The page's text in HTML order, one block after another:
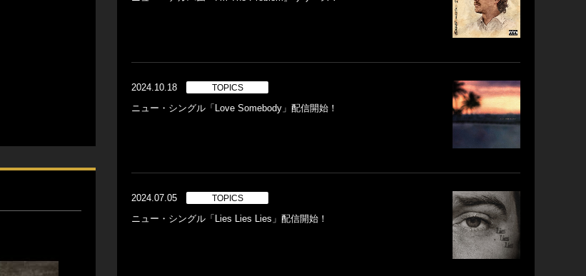
2024.10.18 TOPICS
ニュー・シングル「Love Somebody」配信開始！
2024.07.05 TOPICS
ニュー・シングル「Lies Lies Lies」配信開始！